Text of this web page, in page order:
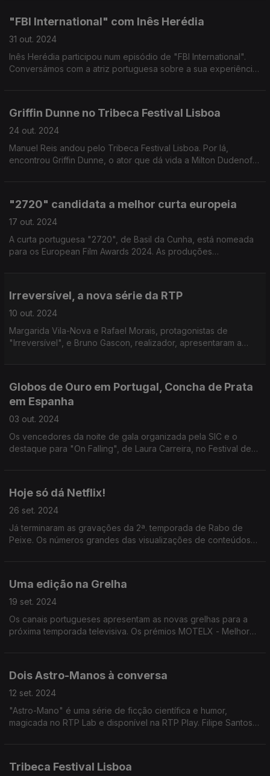
"FBI International" com Inês Herédia
31 out. 2024
Inês Herédia participou num episódio de "FBI International".
Conversámos com a atriz portuguesa sobre a sua experiência
Griffin Dunne no Tribeca Festival Lisboa
24 out. 2024
Manuel Reis andou pelo Tribeca Festival Lisboa. Por lá,
encontrou Griffin Dunne, o ator que dá vida a Milton Dudenoff
"2720" candidata a melhor curta europeia
17 out. 2024
A curta portuguesa "2720", de Basil da Cunha, está nomeada
para os European Film Awards 2024. As produções
Irreversível, a nova série da RTP
10 out. 2024
Margarida Vila-Nova e Rafael Morais, protagonistas de
"Irreversível", e Bruno Gascon, realizador, apresentaram a
Globos de Ouro em Portugal, Concha de Prata
em Espanha
03 out. 2024
Os vencedores da noite de gala organizada pela SIC e o
destaque para "On Falling", de Laura Carreira, no Festival de
Hoje só dá Netflix!
26 set. 2024
Já terminaram as gravações da 2ª. temporada de Rabo de
Peixe. Os números grandes das visualizações de conteúdos
Uma edição na Grelha
19 set. 2024
Os canais portugueses apresentam as novas grelhas para a
próxima temporada televisiva. Os prémios MOTELX - Melhor
Dois Astro-Manos à conversa
12 set. 2024
"Astro-Mano" é uma série de ficção científica e humor,
magicada no RTP Lab e disponível na RTP Play. Filipe Santos e
Tribeca Festival Lisboa